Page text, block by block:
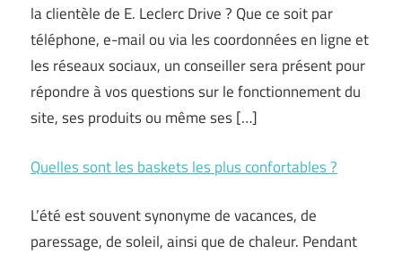
la clientèle de E. Leclerc Drive ? Que ce soit par
téléphone, e-mail ou via les coordonnées en ligne et
les réseaux sociaux, un conseiller sera présent pour
répondre à vos questions sur le fonctionnement du
site, ses produits ou même ses […]
Quelles sont les baskets les plus confortables ?
L’été est souvent synonyme de vacances, de
paressage, de soleil, ainsi que de chaleur. Pendant